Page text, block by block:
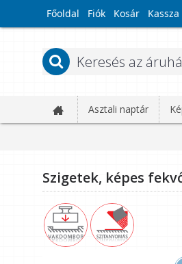
Főoldal Fiók Kosár Kassza
Asztali naptár
Szigetek, képes